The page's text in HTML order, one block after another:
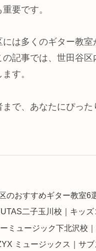
要です。
には多くのギター教
の記事では、世田谷
す。
で、あなたにぴっ
のおすすめギター教室6
二子玉川校｜キッ
ミュージック下北沢校
ミュージックス｜サ